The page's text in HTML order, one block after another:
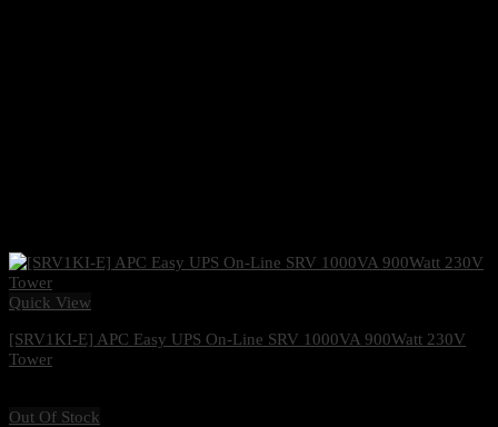
Quick View
[SRV1KI-E] APC Easy UPS On-Line SRV 1000VA 900Watt 230V
Tower
Out Of Stock